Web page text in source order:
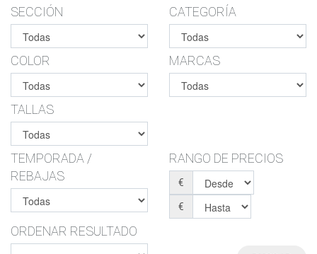
SECCIÓN CATEGORÍA
COLOR MARCAS
TALLAS
TEMPORADA /
REBAJAS
RANGO DE PRECIOS
€
€
ORDENAR RESULTADO